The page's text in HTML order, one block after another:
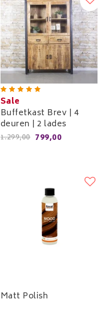
Sale
Buffetkast Brev | 4
deuren | 2 lades
1.299,00 799,00
Matt Polish